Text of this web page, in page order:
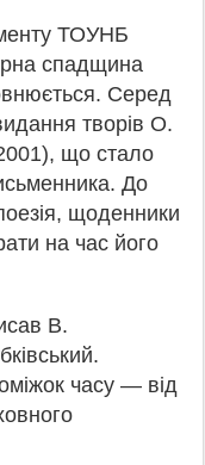
ТОУНБ
спадщина
Серед
творів О.
що стало
До
щоденники
на час його
В.
часу — від